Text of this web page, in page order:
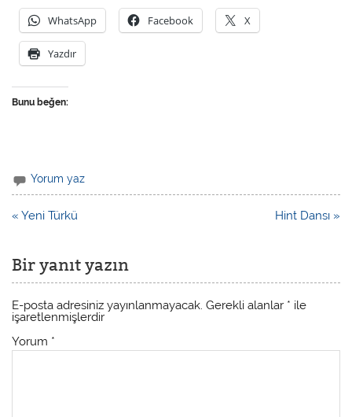
WhatsApp Facebook X
Yazdır
Bunu beğen:
Yorum yaz
« Yeni Türkü Hint Dansı »
Bir yanıt yazın
E-posta adresiniz yayınlanmayacak. Gerekli alanlar * ile
işaretlenmişlerdir
Yorum *